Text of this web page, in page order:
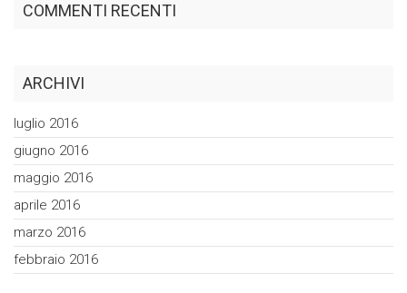
COMMENTI RECENTI
ARCHIVI
luglio 2016
giugno 2016
maggio 2016
aprile 2016
marzo 2016
febbraio 2016